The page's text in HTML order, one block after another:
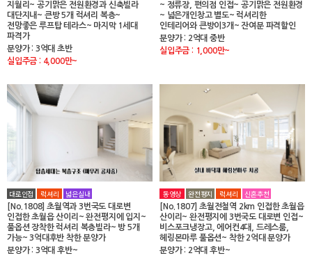
지월리~ 공기맑은 전원환경과 신축빌라
대단지내~ 큰방 5개 럭셔리 복층~
전망좋은 루프탑 테라스~ 마지막 1세대
파격가
분양가 : 3억대 초반
실입주금 : 4,000만~
~ 정류장, 편의점 인접~ 공기맑은 전원환경
~ 넓은개인창고 별도~ 럭셔리한
인테리어와 큰방이3개~ 잔여분 파격할인
분양가 : 2억대 중반
실입주금 : 1,000만~
대로인접 럭셔리 넓은실내
[No.1808] 초월역과 3번국도 대로변
인접한 초월읍 산이리~ 완전평지에 입지~
풀옵션 장착한 럭셔리 복층빌라~ 방 5개
가능~ 3억대후반 착한 분양가
분양가 : 3억대 후반~
동영상 완전평지 럭셔리 신혼추천
[No.1807] 초월전철역 2km 인접한 초월읍
산이리~ 완전평지에 3번국도 대로변 인접~
비스포크냉장고, 에어컨4대, 드레스룸,
헤링본마루 풀옵션~ 착한 2억대 분양가
분양가 : 2억대 후반~